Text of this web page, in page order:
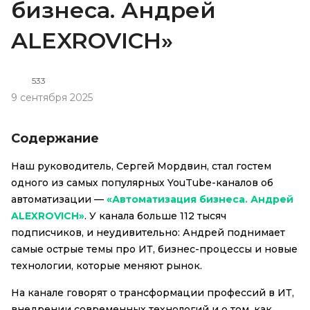
бизнеса. Андрей
ALEXROVICH»
533
9 сентября 2025
Содержание
Наш руководитель, Сергей Мордвин, стал гостем
одного из самых популярных YouTube-каналов об
автоматизации — «Автоматизация бизнеса. Андрей
ALEXROVICH». У канала больше 112 тысяч
подписчиков, и неудивительно: Андрей поднимает
самые острые темы про ИТ, бизнес-процессы и новые
технологии, которые меняют рынок.
На канале говорят о трансформации профессий в ИТ,